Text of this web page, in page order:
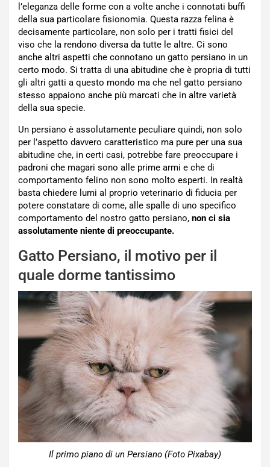
l’eleganza delle forme con a volte anche i connotati buffi
della sua particolare fisionomia. Questa razza felina è
decisamente particolare, non solo per i tratti fisici del
viso che la rendono diversa da tutte le altre. Ci sono
anche altri aspetti che connotano un gatto persiano in un
certo modo. Si tratta di una abitudine che è propria di tutti
gli altri gatti a questo mondo ma che nel gatto persiano
stesso appaiono anche più marcati che in altre varietà
della sua specie.
Un persiano è assolutamente peculiare quindi, non solo
per l’aspetto davvero caratteristico ma pure per una sua
abitudine che, in certi casi, potrebbe fare preoccupare i
padroni che magari sono alle prime armi e che di
comportamento felino non sono molto esperti. In realtà
basta chiedere lumi al proprio veterinario di fiducia per
potere constatare di come, alle spalle di uno specifico
comportamento del nostro gatto persiano, non ci sia
assolutamente niente di preoccupante.
Gatto Persiano, il motivo per il
quale dorme tantissimo
Il primo piano di un Persiano (Foto Pixabay)